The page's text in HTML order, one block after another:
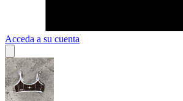
Acceda a su cuenta